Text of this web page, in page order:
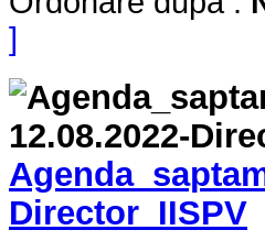
]
Director_IISPV